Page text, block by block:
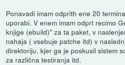
Ponavadi imam odprith ene 20
uporabi. V enem imam odprt recimo
knjige (ebuild)" za ta paket, v
nahaja ( vsebuje patche itd) v
direktoriju, kjer ga je poskusil sistem
za različna testiranja itd.